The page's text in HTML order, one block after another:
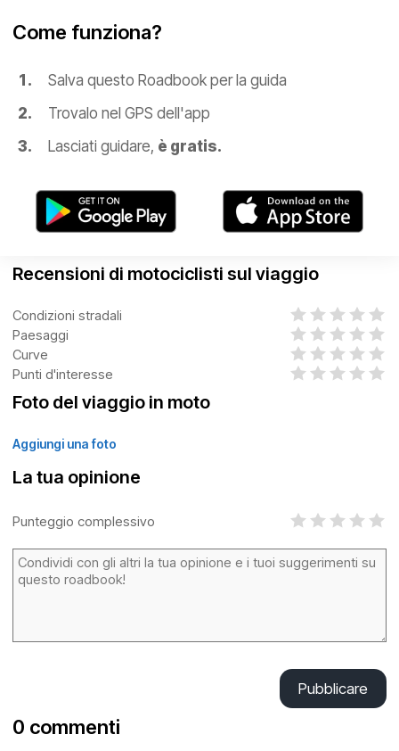
Come funziona?
Salva questo Roadbook per la guida
Trovalo nel GPS dell'app
Lasciati guidare, è gratis.
Recensioni di motociclisti sul viaggio
Condizioni stradali
Paesaggi
Curve
Punti d'interesse
Foto del viaggio in moto
Aggiungi una foto
La tua opinione
Punteggio complessivo
Pubblicare
0 commenti